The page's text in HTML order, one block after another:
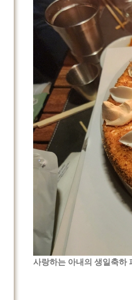
사랑하는 아내의 생일축하